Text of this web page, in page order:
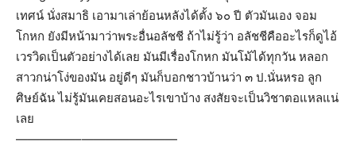
เทศน์ นั่งสมาธิ เอามาเล่าย้อนหลังได้ตั้ง ๖๐ ปี ตัวมันเอง จอม
โกหก ยังมีหน้ามาว่าพระอื่นอลัชชี ถ้าไม่รู้ว่า อลัชชีคืออะไรก็ดูไอ้
เวรวิดเป็นตัวอย่างได้เลย มันมีเรื่องโกหก มันโม้ได้ทุกวัน หลอก
สาวกน่าโง่ของมัน อยู่ดีๆ มันก็บอกชาวบ้านว่า ๓ ป.นั่นหรอ ลูก
ศิษย์ฉัน ไม่รู้มันเคยสอนอะไรเขาบ้าง สงสัยจะเป็นวิชาตอแหลแน่
เลย